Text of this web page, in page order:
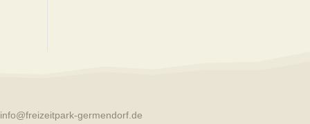
info@freizeitpark-germendorf.de